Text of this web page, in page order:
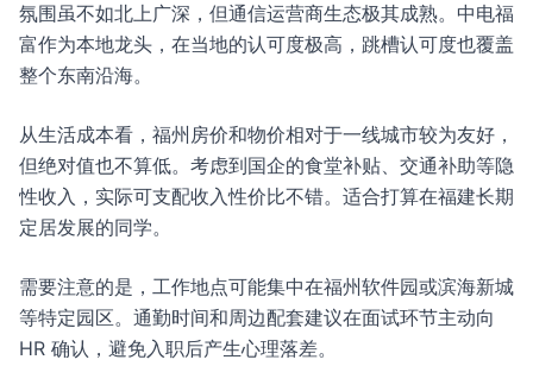
氛围虽不如北上广深，但通信运营商生态极其成熟。中电福
富作为本地龙头，在当地的认可度极高，跳槽认可度也覆盖
整个东南沿海。
从生活成本看，福州房价和物价相对于一线城市较为友好，
但绝对值也不算低。考虑到国企的食堂补贴、交通补助等隐
性收入，实际可支配收入性价比不错。适合打算在福建长期
定居发展的同学。
需要注意的是，工作地点可能集中在福州软件园或滨海新城
等特定园区。通勤时间和周边配套建议在面试环节主动向
HR 确认，避免入职后产生心理落差。